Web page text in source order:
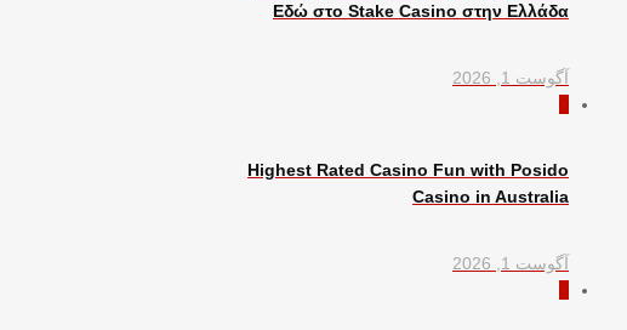
Εδώ στο Stake Casino στην Ελλάδα
آگوست 1, 2026
Highest Rated Casino Fun with Posido
Casino in Australia
آگوست 1, 2026